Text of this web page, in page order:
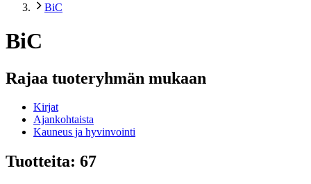
BiC
BiC
Rajaa tuoteryhmän mukaan
Kirjat
Ajankohtaista
Kauneus ja hyvinvointi
Tuotteita: 67